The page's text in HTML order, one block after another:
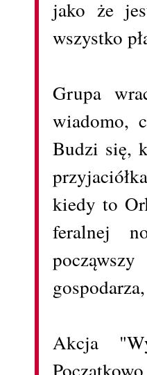
jako że
wszystko
Grupa
wiadomo,
Budzi się,
kiedy to
feralnej
Akcja